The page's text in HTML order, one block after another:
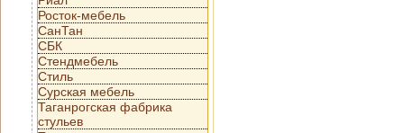
Росток-мебель
СанТан
СБК
Стендмебель
Стиль
Сурская мебель
Таганрогская фабрика
стульев